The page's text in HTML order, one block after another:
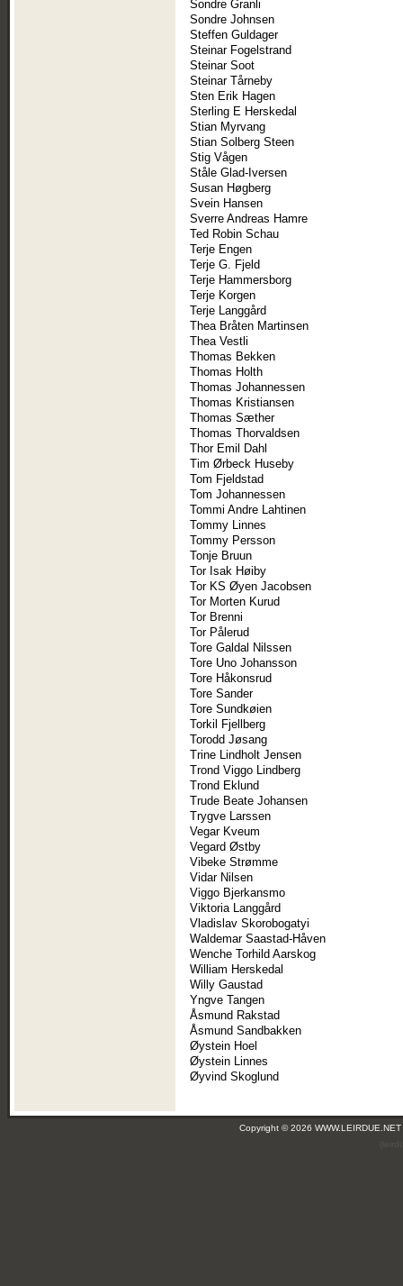
Sondre Granli
Sondre Johnsen
Steffen Guldager
Steinar Fogelstrand
Steinar Soot
Steinar Tårneby
Sten Erik Hagen
Sterling E Herskedal
Stian Myrvang
Stian Solberg Steen
Stig Vågen
Ståle Glad-Iversen
Susan Høgberg
Svein Hansen
Sverre Andreas Hamre
Ted Robin Schau
Terje Engen
Terje G. Fjeld
Terje Hammersborg
Terje Korgen
Terje Langgård
Thea Bråten Martinsen
Thea Vestli
Thomas Bekken
Thomas Holth
Thomas Johannessen
Thomas Kristiansen
Thomas Sæther
Thomas Thorvaldsen
Thor Emil Dahl
Tim Ørbeck Huseby
Tom Fjeldstad
Tom Johannessen
Tommi Andre Lahtinen
Tommy Linnes
Tommy Persson
Tonje Bruun
Tor Isak Høiby
Tor KS Øyen Jacobsen
Tor Morten Kurud
Tor Brenni
Tor Pålerud
Tore Galdal Nilssen
Tore Uno Johansson
Tore Håkonsrud
Tore Sander
Tore Sundkøien
Torkil Fjellberg
Torodd Jøsang
Trine Lindholt Jensen
Trond Viggo Lindberg
Trond Eklund
Trude Beate Johansen
Trygve Larssen
Vegar Kveum
Vegard Østby
Vibeke Strømme
Vidar Nilsen
Viggo Bjerkansmo
Viktoria Langgård
Vladislav Skorobogatyi
Waldemar Saastad-Håven
Wenche Torhild Aarskog
William Herskedal
Willy Gaustad
Yngve Tangen
Åsmund Rakstad
Åsmund Sandbakken
Øystein Hoel
Øystein Linnes
Øyvind Skoglund
Copyright © 2026